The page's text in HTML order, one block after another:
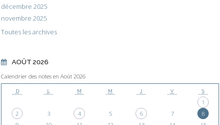
décembre 2025
novembre 2025
Toutes les archives
AOÛT 2026
Calendrier des notes en Août 2026
D L M M J V S
1
2
3 4 5 6 7
8